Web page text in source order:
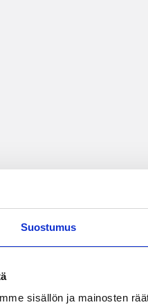
Suostumus
sisällön ja mainosten